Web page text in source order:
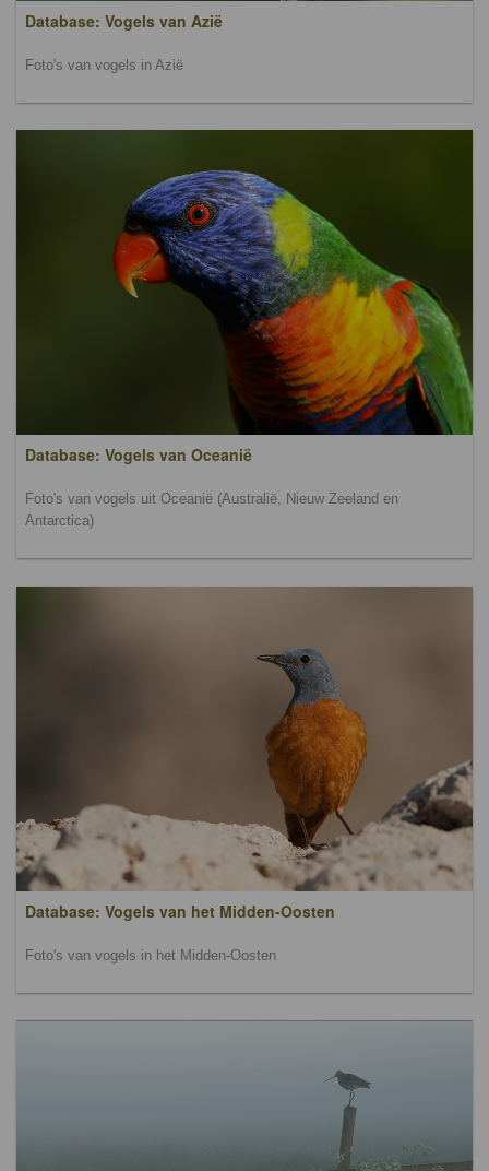
Database: Vogels van Azië
Foto's van vogels in Azië
Database: Vogels van Oceanië
Foto's van vogels uit Oceanië (Australië, Nieuw Zeeland en
Antarctica)
Database: Vogels van het Midden-Oosten
Foto's van vogels in het Midden-Oosten